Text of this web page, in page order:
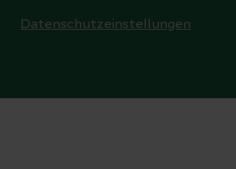
Datenschutzeinstellungen